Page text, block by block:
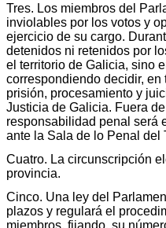
Tres. Los miembros del
inviolables por los votos y
ejercicio de su cargo.
detenidos ni retenidos por
el territorio de Galicia, sino
correspondiendo decidir,
prisión, procesamiento y
Justicia de Galicia. Fuera
responsabilidad penal será
ante la Sala de lo Penal del
Cuatro. La circunscripción
provincia.
Cinco. Una ley del
plazos y regulará el
miembros, fijando, su